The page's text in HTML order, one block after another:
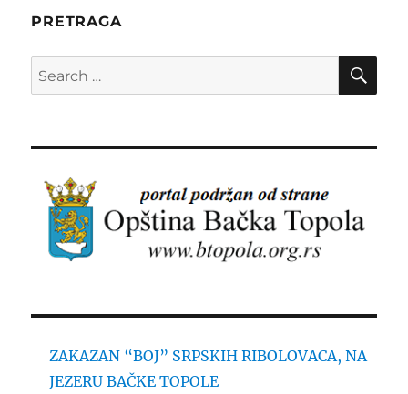
PRETRAGA
Search
for:
ZAKAZAN “BOJ” SRPSKIH RIBOLOVACA, NA
JEZERU BAČKE TOPOLE